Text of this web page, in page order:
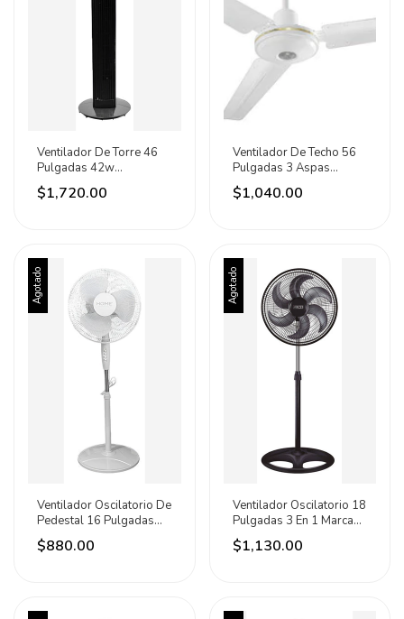
Ventilador De Torre 46
Pulgadas 42w
Temporizador Iusa 1.168
M 60 Hz Negro Plástico
$1,720.00
Ventilador De Techo 56
Pulgadas 3 Aspas
Metálicas Marca Iusa
1.422 M 60hz Blanco
$1,040.00
Agotado
Ventilador Oscilatorio De
Pedestal 16 Pulgadas
Marca Home 40.64 Cm
60hz Blanco Blancas
$880.00
Agotado
Ventilador Oscilatorio 18
Pulgadas 3 En 1 Marca
Home Negro Plástico 5
$1,130.00